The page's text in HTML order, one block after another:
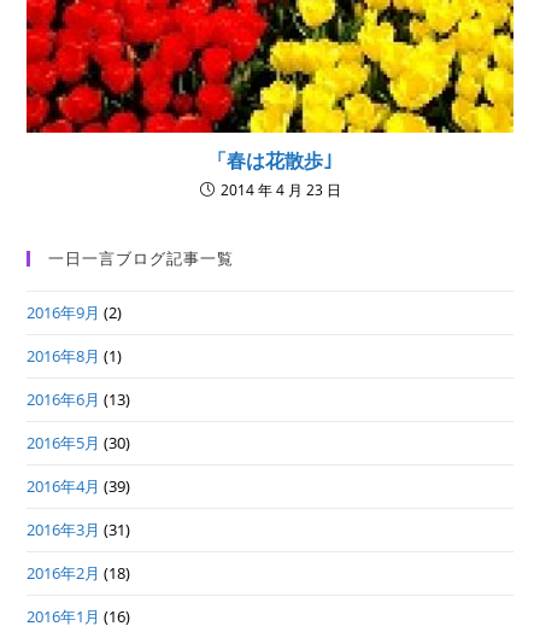
「春は花散歩｣
2014 年 4 月 23 日
一日一言ブログ記事一覧
2016年9月 (2)
2016年8月 (1)
2016年6月 (13)
2016年5月 (30)
2016年4月 (39)
2016年3月 (31)
2016年2月 (18)
2016年1月 (16)